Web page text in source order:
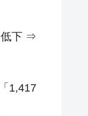
低下 ⇒
1,417